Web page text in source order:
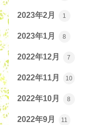
2023年2月 1
2023年1月 8
2022年12月 7
2022年11月 10
2022年10月 8
2022年9月 11